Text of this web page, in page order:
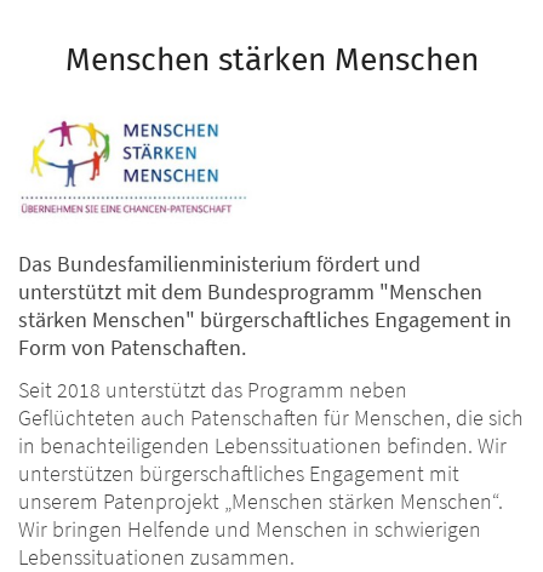
Menschen stärken Menschen
Das Bundesfamilienministerium fördert und
unterstützt mit dem Bundesprogramm "Menschen
stärken Menschen" bürgerschaftliches Engagement in
Form von Patenschaften.
Seit 2018 unterstützt das Programm neben
Geflüchteten auch Patenschaften für Menschen, die sich
in benachteiligenden Lebenssituationen befinden. Wir
unterstützen bürgerschaftliches Engagement mit
unserem Patenprojekt „Menschen stärken Menschen“.
Wir bringen Helfende und Menschen in schwierigen
Lebenssituationen zusammen.